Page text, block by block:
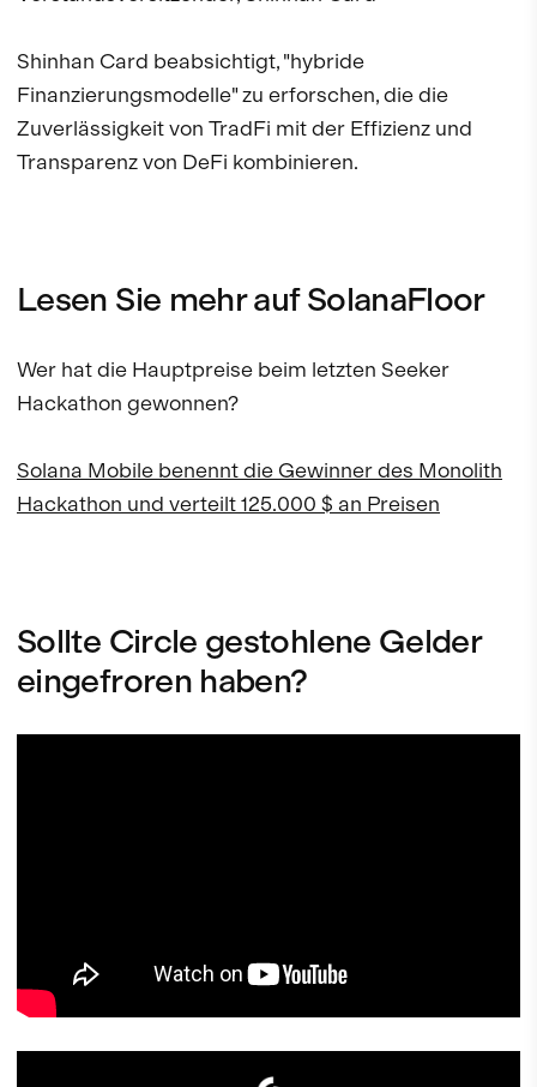
Shinhan Card beabsichtigt, "hybride
Finanzierungsmodelle" zu erforschen, die die
Zuverlässigkeit von TradFi mit der Effizienz und
Transparenz von DeFi kombinieren.
Lesen Sie mehr auf SolanaFloor
Wer hat die Hauptpreise beim letzten Seeker
Hackathon gewonnen?
Solana Mobile benennt die Gewinner des Monolith
Hackathon und verteilt 125.000 $ an Preisen
Sollte Circle gestohlene Gelder
eingefroren haben?